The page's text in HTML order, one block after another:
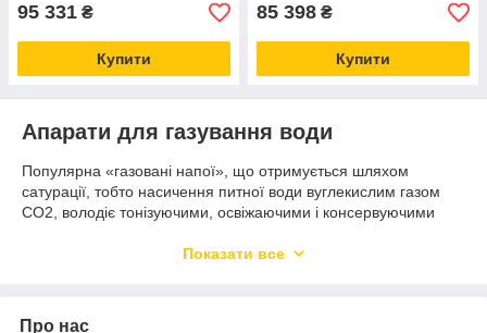
95 331 ₴
Купити
85 398 ₴
Купити
Апарати для газування води
Популярна «газовані напої», що отримується шляхом
сатурації, тобто насичення питної води вуглекислим газом
СО2, володіє тонізуючими, освіжаючими і консервуючими
на виробничому майданчику в харчовій галузі або в
Показати все
Про нас